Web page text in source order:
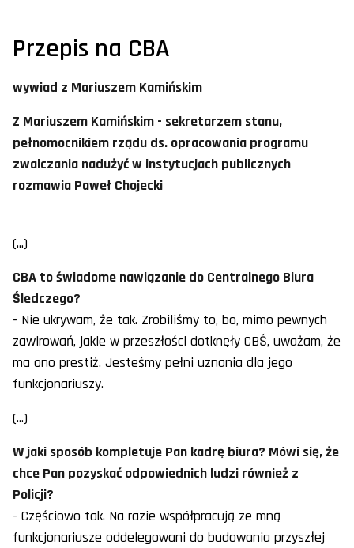
Przepis na CBA
wywiad z Mariuszem Kamińskim
Z Mariuszem Kamińskim - sekretarzem stanu,
pełnomocnikiem rządu ds. opracowania programu
zwalczania nadużyć w instytucjach publicznych
rozmawia Paweł Chojecki
(...)
CBA to świadome nawiązanie do Centralnego Biura
Śledczego?
- Nie ukrywam, że tak. Zrobiliśmy to, bo, mimo pewnych
zawirowań, jakie w przeszłości dotknęły CBŚ, uważam, że
ma ono prestiż. Jesteśmy pełni uznania dla jego
funkcjonariuszy.
(...)
W jaki sposób kompletuje Pan kadrę biura? Mówi się, że
chce Pan pozyskać odpowiednich ludzi również z
Policji?
- Częściowo tak. Na razie współpracują ze mną
funkcjonariusze oddelegowani do budowania przyszłej